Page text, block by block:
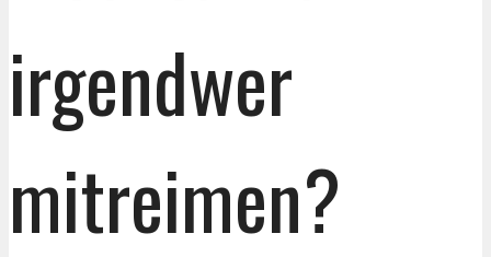
irgendwer
mitreimen?